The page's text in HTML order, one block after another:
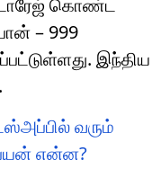
– 999
இந்திய
வரும்
பயன் என்ன?